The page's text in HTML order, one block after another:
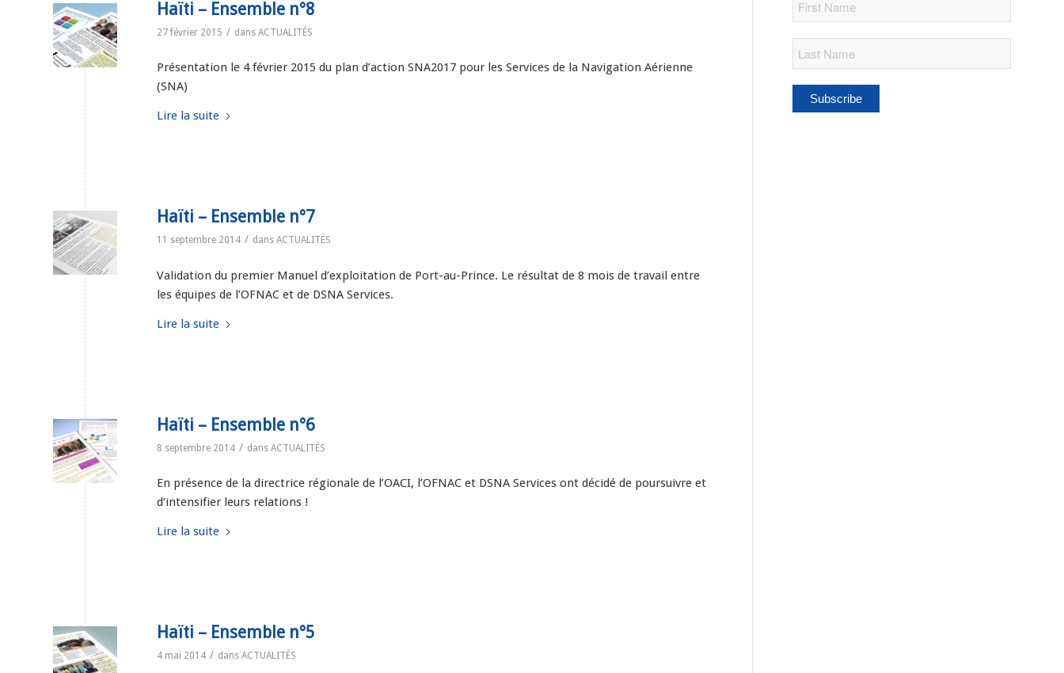
Haïti – Ensemble n°8
27 février 2015 / dans ACTUALITÉS
Présentation le 4 février 2015 du plan d’action SNA2017 pour les Services de la Navigation Aérienne
(SNA)
Lire la suite
Haïti – Ensemble n°7
11 septembre 2014 / dans ACTUALITÉS
Validation du premier Manuel d’exploitation de Port-au-Prince. Le résultat de 8 mois de travail entre
les équipes de l’OFNAC et de DSNA Services.
Lire la suite
Haïti – Ensemble n°6
8 septembre 2014 / dans ACTUALITÉS
En présence de la directrice régionale de l’OACI, l’OFNAC et DSNA Services ont décidé de poursuivre et
d’intensifier leurs relations !
Lire la suite
Haïti – Ensemble n°5
4 mai 2014 / dans ACTUALITÉS